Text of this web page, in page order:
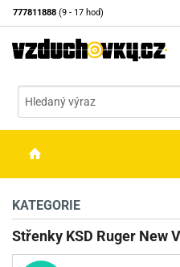
777811888 (9 - 17 hod)
OPTIKA
STŘELIVO
KATEGORIE
Střenky KSD Ruger New